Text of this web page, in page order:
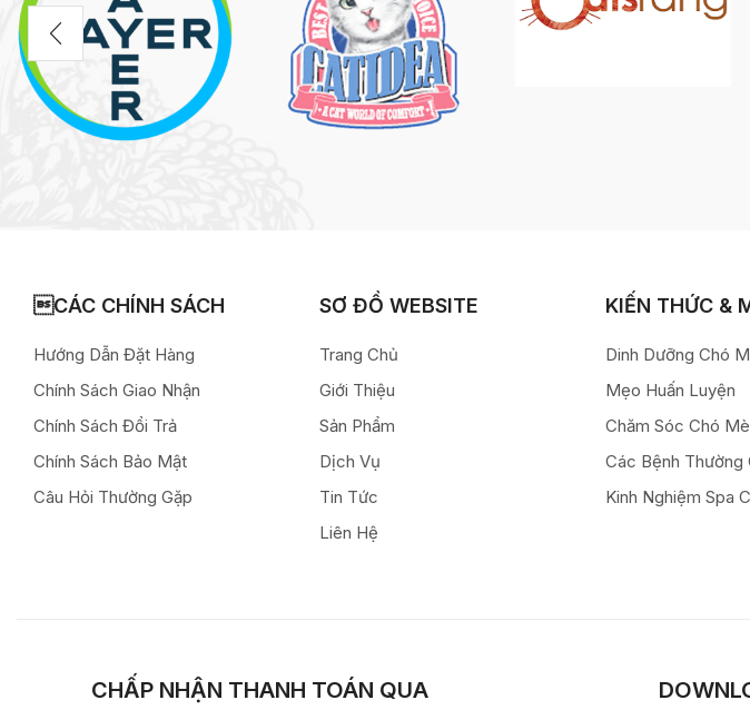
CÁC CHÍNH SÁCH
Hướng Dẫn Đặt Hàng
Chính Sách Giao Nhận
Chính Sách Đổi Trả
Chính Sách Bảo Mật
Câu Hỏi Thường Gặp
SƠ ĐỒ WEBSITE
Trang Chủ
Giới Thiệu
Sản Phẩm
Dịch Vụ
Tin Tức
Liên Hệ
KIẾN THỨC &
Dinh Dưỡng Chó
Mẹo Huấn Luyện
Chăm Sóc Chó
Các Bệnh Thường
Kinh Nghiệm Spa
CHẤP NHẬN THANH TOÁN QUA